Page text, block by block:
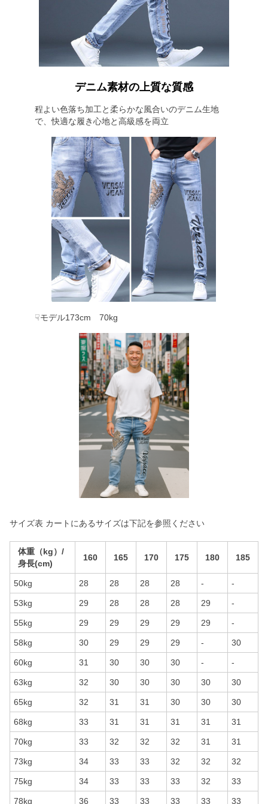
デニム素材の上質な質感
程よい色落ち加工と柔らかな風合いのデニム生地
で、快適な履き心地と高級感を両立
☟モデル173cm 70kg
サイズ表 カートにあるサイズは下記を参照ください
体重（kg）/
身長(cm)
160 165 170 175 180 185
50kg 28 28 28 28 - -
53kg 29 28 28 28 29 -
55kg 29 29 29 29 29 -
58kg 30 29 29 29 - 30
60kg 31 30 30 30 - -
63kg 32 30 30 30 30 30
65kg 32 31 31 30 30 30
68kg 33 31 31 31 31 31
70kg 33 32 32 32 31 31
73kg 34 33 33 32 32 32
75kg 34 33 33 33 32 33
78kg 36 33 33 33 33 33